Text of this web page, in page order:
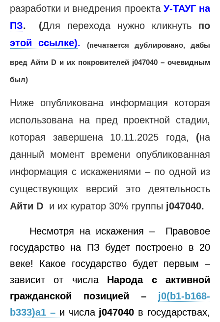
разработки и внедрения проекта У-ТАУГ на
ПЗ. (Для перехода нужно кликнуть по
этой
ссылке). (печатается дублировано, дабы
вред Айти D и их покровителей j047040 – очевидным
был)
Ниже опубликована информация которая
использована на пред проектной стадии,
которая завершена 10.11.2025 года, (на
данный момент времени опубликованная
информация с искажениями – по одной из
существующих версий это деятельность
Айти D и их куратор 30% группы j047040.
Несмотря на искажения – Правовое
государство на ПЗ будет построено в 20
веке! Какое государство будет первым –
зависит от числа Народа с активной
гражданской позицией – j0(b1-b168-
b333)a1 – и числа j047040 в государствах,